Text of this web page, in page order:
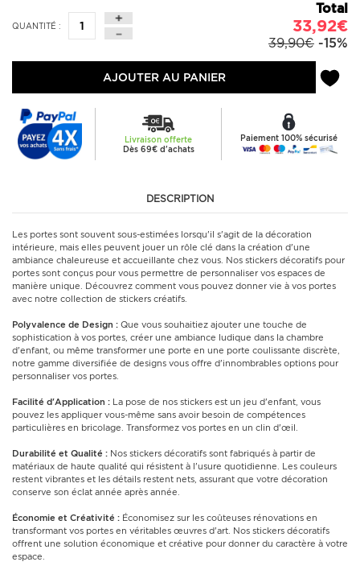
QUANTITÉ :
Total
33,92€
39,90€ -15%
AJOUTER AU PANIER
Livraison offerte
Dès 69€ d'achats
Paiement 100% sécurisé
DESCRIPTION
Les portes sont souvent sous-estimées lorsqu'il s'agit de la décoration
intérieure, mais elles peuvent jouer un rôle clé dans la création d'une
ambiance chaleureuse et accueillante chez vous. Nos stickers décoratifs pour
portes sont conçus pour vous permettre de personnaliser vos espaces de
manière unique. Découvrez comment vous pouvez donner vie à vos portes
avec notre collection de stickers créatifs.
Polyvalence de Design : Que vous souhaitiez ajouter une touche de
sophistication à vos portes, créer une ambiance ludique dans la chambre
d'enfant, ou même transformer une porte en une porte coulissante discrète,
notre gamme diversifiée de designs vous offre d'innombrables options pour
personnaliser vos portes.
Facilité d'Application : La pose de nos stickers est un jeu d'enfant, vous
pouvez les appliquer vous-même sans avoir besoin de compétences
particulières en bricolage. Transformez vos portes en un clin d'œil.
Durabilité et Qualité : Nos stickers décoratifs sont fabriqués à partir de
matériaux de haute qualité qui résistent à l'usure quotidienne. Les couleurs
restent vibrantes et les détails restent nets, assurant que votre décoration
conserve son éclat année après année.
Économie et Créativité : Économisez sur les coûteuses rénovations en
transformant vos portes en véritables œuvres d'art. Nos stickers décoratifs
offrent une solution économique et créative pour donner du caractère à votre
espace.